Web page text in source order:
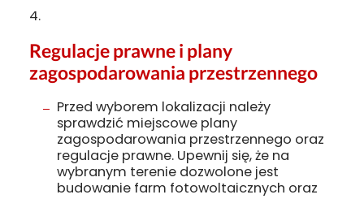
Regulacje prawne i plany
zagospodarowania przestrzennego
Przed wyborem lokalizacji należy
sprawdzić miejscowe plany
zagospodarowania przestrzennego oraz
regulacje prawne. Upewnij się, że na
wybranym terenie dozwolone jest
budowanie farm fotowoltaicznych oraz